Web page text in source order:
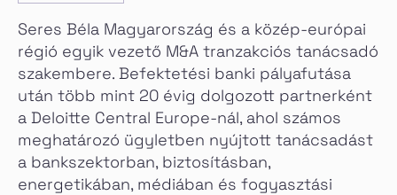
Seres Béla Magyarország és a közép-európai
régió egyik vezető M&A tranzakciós tanácsadó
szakembere. Befektetési banki pályafutása
után több mint 20 évig dolgozott partnerként
a Deloitte Central Europe-nál, ahol számos
meghatározó ügyletben nyújtott tanácsadást
a bankszektorban, biztosításban,
energetikában, médiában és fogyasztási